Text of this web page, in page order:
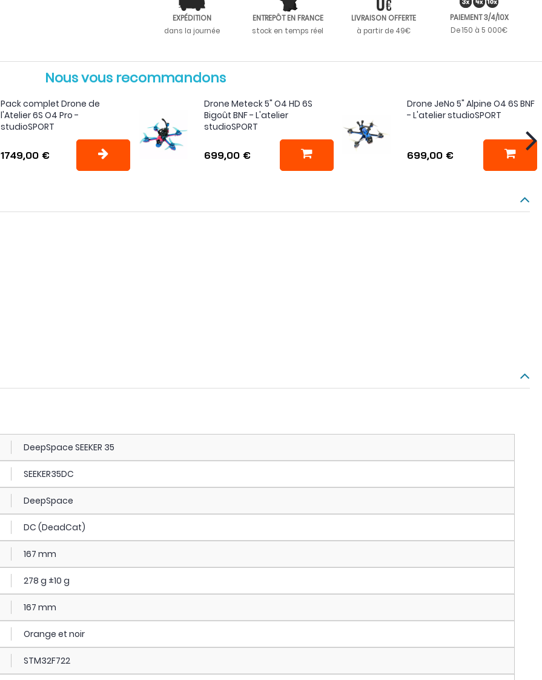
EXPÉDITION
dans la journée
ENTREPÔT EN FRANCE
stock en temps réel
LIVRAISON OFFERTE
à partir de 49€
PAIEMENT 3/4/10X
De 150 à 5 000€
Nous vous recommandons
Pack complet Drone de
l'Atelier 6S O4 Pro -
studioSPORT
1749,00 €
Drone Meteck 5" O4 HD 6S
Bigoût BNF - L'atelier
studioSPORT
699,00 €
Drone JeNo 5" Alpine O4 6S BNF
- L'atelier studioSPORT
699,00 €
DeepSpace SEEKER 35
SEEKER35DC
DeepSpace
DC (DeadCat)
167 mm
278 g ±10 g
167 mm
Orange et noir
STM32F722